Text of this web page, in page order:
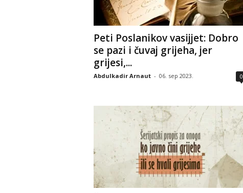
Peti Poslanikov vasijjet: Dobro
se pazi i čuvaj grijeha, jer
grijesi,...
Abdulkadir Arnaut - 06. sep 2023. 0